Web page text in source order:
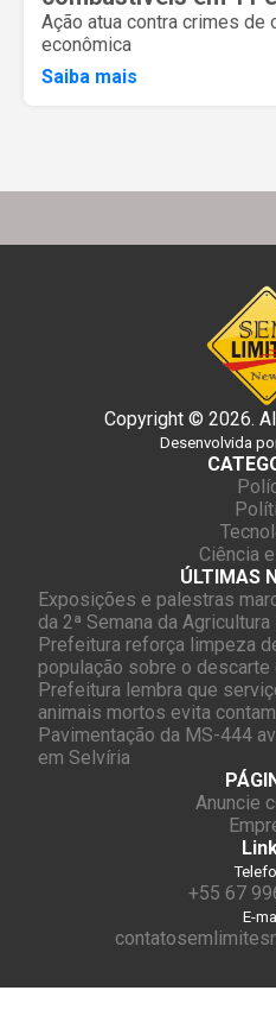
Ação atua contra crimes de
econômica
Saiba mais
Copyright © 2026.
Desenvolvida
Ciência
ÚLTIMAS
Exposições e palestras
da 2ª Semana da
Prefeitura reforça limpeza
população sobre o
Prefeitura lembra que
animais mortos evita
Pavimentação da MS-444
em Selvíria
Anuncie
+55 67
E-